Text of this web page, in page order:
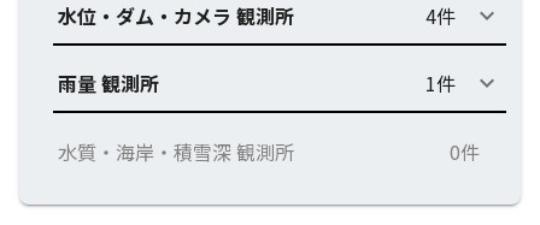
水位・ダム・カメラ 観測所 4件 keyboard_arrow_down
雨量 観測所 1件 keyboard_arrow_down
水質・海岸・積雪深 観測所 0件